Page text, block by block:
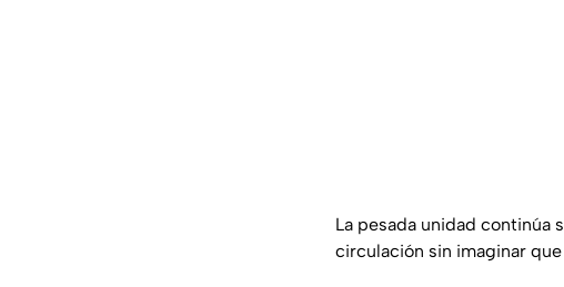
La pesada unidad continúa
circulación sin imaginar